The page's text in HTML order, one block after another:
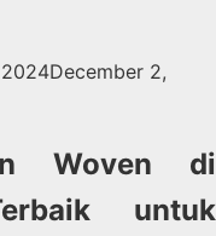
December 2,
Woven di
untuk